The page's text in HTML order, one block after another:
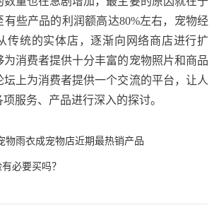
有些产品的利润额高达80%左右，宠物经
传统的实体店，逐渐向网络商店进行扩
为消费者提供十分丰富的宠物照片和商品
坛上为消费者提供一个交流的平台，让人
服务、产品进行深入的探讨。
物雨衣成宠物店近期最热销产品
必要买吗？